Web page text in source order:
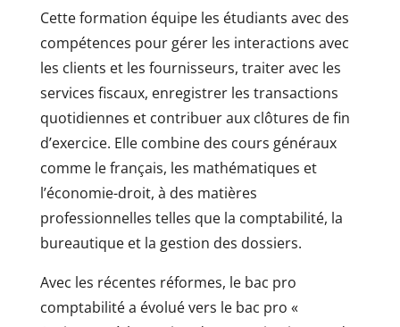
Cette formation équipe les étudiants avec des
compétences pour gérer les interactions avec
les clients et les fournisseurs, traiter avec les
services fiscaux, enregistrer les transactions
quotidiennes et contribuer aux clôtures de fin
d’exercice. Elle combine des cours généraux
comme le français, les mathématiques et
l’économie-droit, à des matières
professionnelles telles que la comptabilité, la
bureautique et la gestion des dossiers.
Avec les récentes réformes, le bac pro
comptabilité a évolué vers le bac pro «